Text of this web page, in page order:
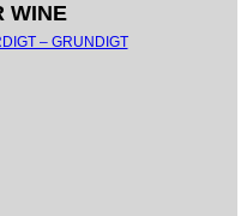
WINE
– GRUNDIGT